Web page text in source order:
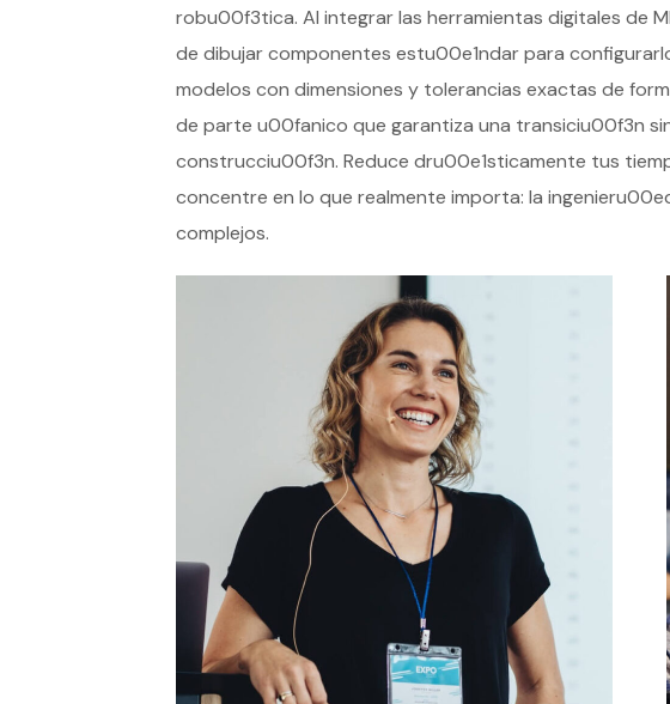
robu00f3tica. Al integrar las herramientas digitales de
de dibujar componentes estu00e1ndar para
modelos con dimensiones y tolerancias exactas de
de parte u00fanico que garantiza una transiciu00f3n
construcciu00f3n. Reduce dru00e1sticamente tus
concentre en lo que realmente importa: la
complejos.